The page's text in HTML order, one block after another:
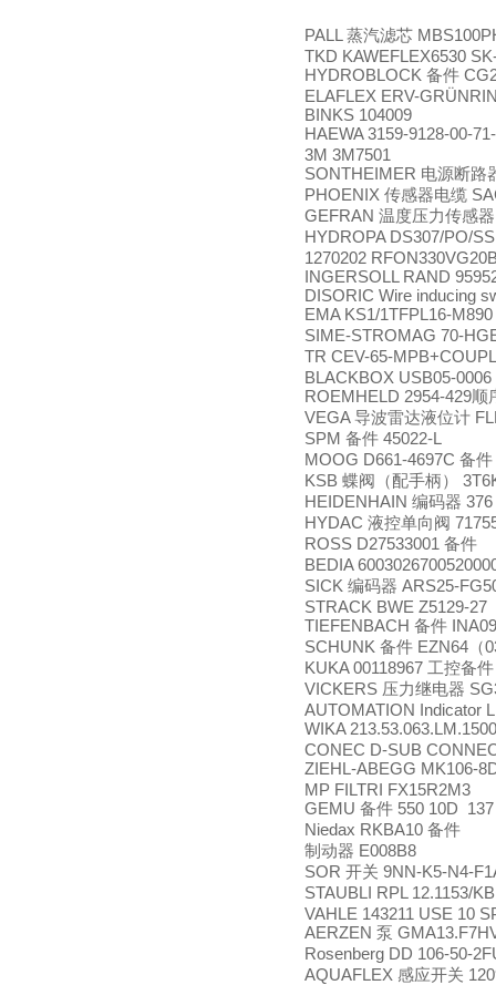
PALL 蒸汽滤芯
TKD KAWEFLEX6530
HYDROBLOCK 备件
ELAFLEX ERV-
BINKS 104009
HAEWA 3159-9128-00-
3M 3M7501
SONTHEIMER 电源断路
PHOENIX 传感器电缆
GEFRAN 温度压力传感器
HYDROPA DS307/PO/
1270202
INGERSOLL RAND
DISORIC Wire inducing
EMA KS1/1TFPL16-M890
SIME-STROMAG 70-
TR CEV-65-
BLACKBOX USB05-0006
ROEMHELD 2954-429顺
VEGA导波雷达液位计
SPM 备件 45022-L
MOOG D661-4697C 备件
KSB 蝶阀（配手柄）
HEIDENHAIN 编码器
HYDAC 液控单向阀
ROSS D27533001 备件
BEDIA
SICK 编码器 ARS25-
STRACK BWE Z5129-27
TIEFENBACH 备件
SCHUNK 备件 EZN64 （
KUKA 00118967 工控备件
VICKERS 压力继电器
AUTOMATION Indicator
WIKA
CONEC D-SUB
ZIEHL-ABEGG MK106-
MP FILTRI FX15R2M3
GEMU 备件 550 10D
Niedax RKBA10 备件
制动器 E008B8
SOR 开关 9NN-K5-N4-
STAUBLI RPL 12.1153/
VAHLE 143211 USE 10
AERZEN 泵
Rosenberg DD 106-50-
AQUAFLEX 感应开关